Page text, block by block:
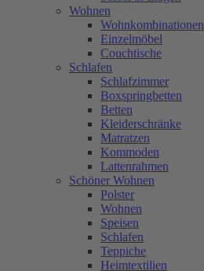
Wohnen
Wohnkombinationen
Einzelmöbel
Couchtische
Schlafen
Schlafzimmer
Boxspringbetten
Betten
Kleiderschränke
Matratzen
Kommoden
Lattenrahmen
Schöner Wohnen
Polster
Wohnen
Speisen
Schlafen
Teppiche
Heimtextilien